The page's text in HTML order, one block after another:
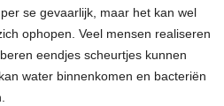
se gevaarlijk, maar het kan wel
ophopen. Veel mensen realiseren
eendjes scheurtjes kunnen
water binnenkomen en bacteriën